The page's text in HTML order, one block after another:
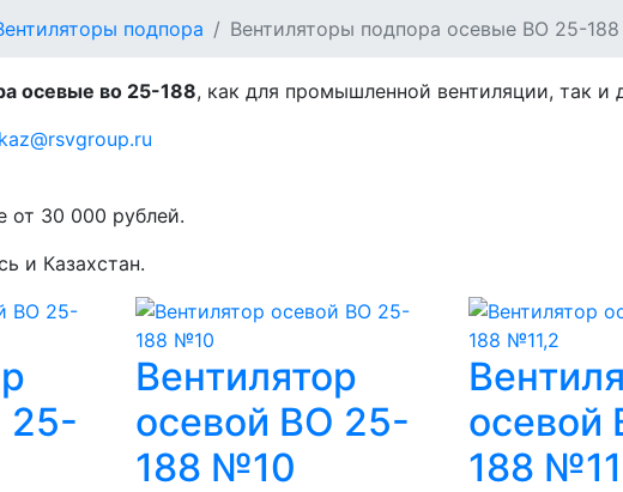
подпора Вентиляторы подпора осевые ВО 25-188
осевые во 25-188, как для промышленной вентиляции, так и
от 30 000 рублей.
и Казахстан.
25-
Вентилятор
осевой ВО 25-
188 №10
осевой
188